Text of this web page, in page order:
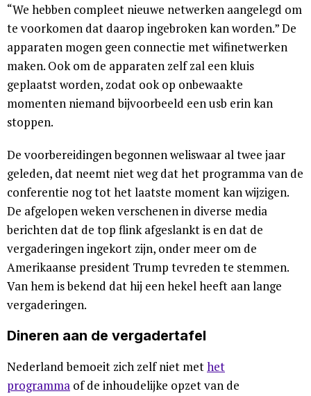
“We hebben compleet nieuwe netwerken aangelegd om
te voorkomen dat daarop ingebroken kan worden.” De
apparaten mogen geen connectie met wifinetwerken
maken. Ook om de apparaten zelf zal een kluis
geplaatst worden, zodat ook op onbewaakte
momenten niemand bijvoorbeeld een usb erin kan
stoppen.
De voorbereidingen begonnen weliswaar al twee jaar
geleden, dat neemt niet weg dat het programma van de
conferentie nog tot het laatste moment kan wijzigen.
De afgelopen weken verschenen in diverse media
berichten dat de top flink afgeslankt is en dat de
vergaderingen ingekort zijn, onder meer om de
Amerikaanse president Trump tevreden te stemmen.
Van hem is bekend dat hij een hekel heeft aan lange
vergaderingen.
Dineren aan de vergadertafel
Nederland bemoeit zich zelf niet methet
programma of de inhoudelijke opzet van de